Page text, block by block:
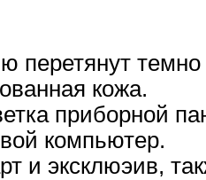
перетянут
кожа.
приборной
компьютер.
и эксклюэив,